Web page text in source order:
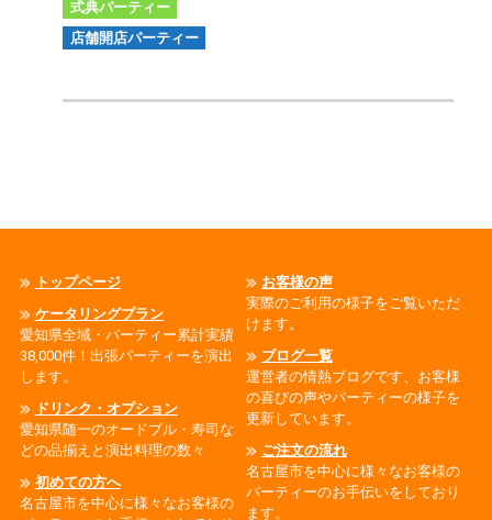
式典パーティー
店舗開店パーティー
トップページ
ケータリングプラン
愛知県全域・パーティー累計実績
38,000件！出張パーティーを演出
します。
ドリンク・オプション
愛知県随一のオードブル・寿司な
どの品揃えと演出料理の数々
初めての方へ
名古屋市を中心に様々なお客様の
お客様の声
実際のご利用の様子をご覧いただ
けます。
ブログ一覧
運営者の情熱ブログです、お客様
の喜びの声やパーティーの様子を
更新しています。
ご注文の流れ
名古屋市を中心に様々なお客様の
パーティーのお手伝いをしており
ます。